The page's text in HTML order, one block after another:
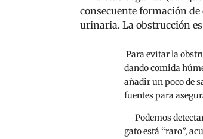
consecuente formación
urinaria. La obstrucción
Para evitar la
dando comida
añadir un poco de
fuentes para
—Podemos
gato está “raro”,